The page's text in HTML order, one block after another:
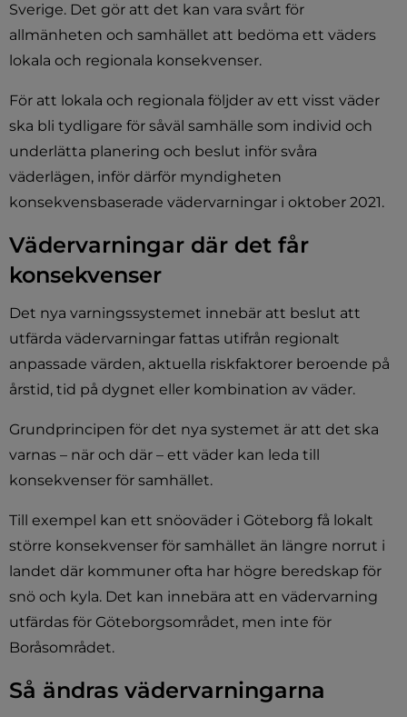
Sverige. Det gör att det kan vara svårt för
allmänheten och samhället att bedöma ett väders
lokala och regionala konsekvenser.
För att lokala och regionala följder av ett visst väder
ska bli tydligare för såväl samhälle som individ och
underlätta planering och beslut inför svåra
väderlägen, inför därför myndigheten
konsekvensbaserade vädervarningar i oktober 2021.
Vädervarningar där det får
konsekvenser
Det nya varningssystemet innebär att beslut att
utfärda vädervarningar fattas utifrån regionalt
anpassade värden, aktuella riskfaktorer beroende på
årstid, tid på dygnet eller kombination av väder.
Grundprincipen för det nya systemet är att det ska
varnas – när och där – ett väder kan leda till
konsekvenser för samhället.
Till exempel kan ett snöoväder i Göteborg få lokalt
större konsekvenser för samhället än längre norrut i
landet där kommuner ofta har högre beredskap för
snö och kyla. Det kan innebära att en vädervarning
utfärdas för Göteborgsområdet, men inte för
Boråsområdet.
Så ändras vädervarningarna